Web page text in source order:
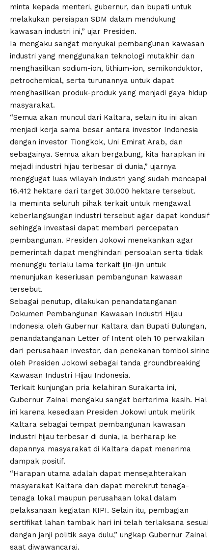
minta kepada menteri, gubernur, dan bupati untuk
melakukan persiapan SDM dalam mendukung
kawasan industri ini,” ujar Presiden.
Ia mengaku sangat menyukai pembangunan kawasan
industri yang menggunakan teknologi mutakhir dan
menghasilkan sodium-ion, lithium-ion, semikonduktor,
petrochemical, serta turunannya untuk dapat
menghasilkan produk-produk yang menjadi gaya hidup
masyarakat.
“Semua akan muncul dari Kaltara, selain itu ini akan
menjadi kerja sama besar antara investor Indonesia
dengan investor Tiongkok, Uni Emirat Arab, dan
sebagainya. Semua akan bergabung, kita harapkan ini
mejadi industri hijau terbesar di dunia,” ujarnya
menggugat luas wilayah industri yang sudah mencapai
16.412 hektare dari target 30.000 hektare tersebut.
Ia meminta seluruh pihak terkait untuk mengawal
keberlangsungan industri tersebut agar dapat kondusif
sehingga investasi dapat memberi percepatan
pembangunan. Presiden Jokowi menekankan agar
pemerintah dapat menghindari persoalan serta tidak
menunggu terlalu lama terkait ijin-ijin untuk
menunjukan keseriusan pembangunan kawasan
tersebut.
Sebagai penutup, dilakukan penandatanganan
Dokumen Pembangunan Kawasan Industri Hijau
Indonesia oleh Gubernur Kaltara dan Bupati Bulungan,
penandatanganan Letter of Intent oleh 10 perwakilan
dari perusahaan investor, dan penekanan tombol sirine
oleh Presiden Jokowi sebagai tanda groundbreaking
Kawasan Industri Hijau Indonesia.
Terkait kunjungan pria kelahiran Surakarta ini,
Gubernur Zainal mengaku sangat berterima kasih. Hal
ini karena kesediaan Presiden Jokowi untuk melirik
Kaltara sebagai tempat pembangunan kawasan
industri hijau terbesar di dunia, ia berharap ke
depannya masyarakat di Kaltara dapat menerima
dampak positif.
“Harapan utama adalah dapat mensejahterakan
masyarakat Kaltara dan dapat merekrut tenaga-
tenaga lokal maupun perusahaan lokal dalam
pelaksanaan kegiatan KIPI. Selain itu, pembagian
sertifikat lahan tambak hari ini telah terlaksana sesuai
dengan janji politik saya dulu,” ungkap Gubernur Zainal
saat diwawancarai.